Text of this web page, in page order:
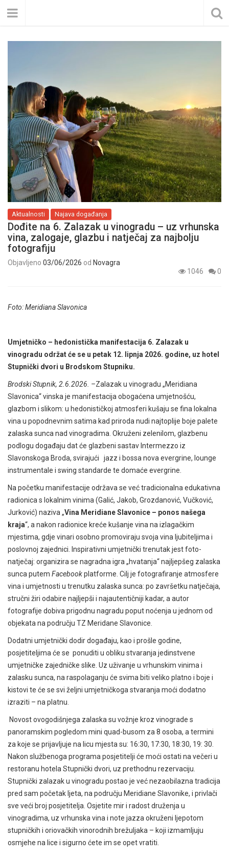
Aktualnosti Najava događanja
Dođite na 6. Zalazak u vinogradu – uz vrhunska
vina, zalogaje, glazbu i natječaj za najbolju
fotografiju
Objavljeno 03/06/2026 od Novagra
1046
0
Foto: Meridiana Slavonica
Umjetničko – hedonistička manifestacija 6. Zalazak u
vinogradu održat će se u petak 12. lipnja 2026. godine, uz hotel
Stupnički dvori u Brodskom Stupniku.
Brodski Stupnik, 2.6.2026. –Zalazak u vinogradu „Meridiana
Slavonica“ vinska je manifestacija obogaćena umjetnošću,
glazbom i slikom: u hedonističkoj atmosferi kušaju se fina lokalna
vina u popodnevnim satima kad priroda nudi najtoplije boje palete
zalaska sunca nad vinogradima. Okruženi zelenilom, glazbenu
podlogu događaju dat će glazbeni sastav Intermezzo iz
Slavonskoga Broda, svirajući jazz i bossa nova evergrine, lounge
instrumentale i swing standarde te domaće evergrine.
Na početku manifestacije održava se već tradicionalna edukativna
radionica s lokalnim vinima (Galić, Jakob, Grozdanović, Vučković,
Jurković) naziva „Vina Meridiane Slavonice – ponos našega
kraja“, a nakon radionice kreće kušanje vina na izlagačkim
mjestima, gdje vinari osobno promoviraju svoja vina ljubiteljima i
poslovnoj zajednici. Inspirativni umjetnički trenutak jest foto-
natječaj: organizira se nagradna igra „hvatanja“ najljepšeg zalaska
sunca putem Facebookplatforme. Cilj je fotografiranje atmosfere
vina i umjetnosti u trenutku zalaska sunca: po završetku natječaja,
stručni žiri odabire najljepši i najautentičniji kadar, a autor
fotografije dobiva prigodnu nagradu poput noćenja u jednom od
objekata na području TZ Meridane Slavonice.
Dodatni umjetnički dodir događaju, kao i prošle godine,
posjetiteljima će se ponuditi u obliku stvaranja jedinstvene
umjetničke zajedničke slike. Uz uživanje u vrhunskim vinima i
zalasku sunca, na raspolaganju će svima biti veliko platno i boje i
kistovi te će se svi željni umjetničkoga stvaranja moći dodatno
izraziti – na platnu.
Novost ovogodišnjega zalaska su vožnje kroz vinograde s
panoramskim pogledom mini quad-busom za 8 osoba, a termini
za koje se prijavljuje na licu mjesta su: 16:30, 17:30, 18:30, 19: 30.
Nakon službenoga programa posjetitelji će moći ostati na večeri u
restoranu hotela Stupnički dvori, uz prethodnu rezervaciju.
Stupnički zalazak u vinogradu postao je već nezaobilazna tradicija
pred sam početak ljeta, na području Meridiane Slavonike, i privlači
sve veći broj posjetitelja. Osjetite mir i radost druženja u
vinogradima, uz vrhunska vina i note jazza okruženi ljepotom
stupničkih i oriovačkih vinorodnih brežuljaka – koji izmamljuju
osmjehe na lice i sigurno ćete im se opet vratiti.